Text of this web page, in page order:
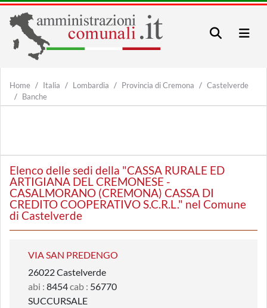
Home Italia Lombardia Provincia di Cremona
Castelverde
Banche
Elenco delle sedi della "CASSA RURALE ED
ARTIGIANA DEL CREMONESE -
CASALMORANO (CREMONA) CASSA DI
CREDITO COOPERATIVO S.C.R.L." nel Comune
di Castelverde
VIA SAN PREDENGO
26022 Castelverde
abi : 8454cab : 56770
SUCCURSALE